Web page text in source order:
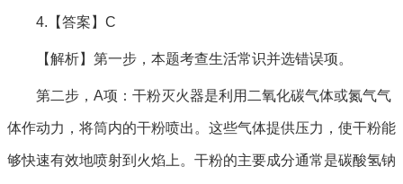
4.【答案】C
【解析】第一步，本题考查生活常识并选错误项。
第二步，A项：干粉灭火器是利用二氧化碳气体或氮气气
体作动力，将筒内的干粉喷出。这些气体提供压力，使干粉能
够快速有效地喷射到火焰上。干粉的主要成分通常是碳酸氢钠